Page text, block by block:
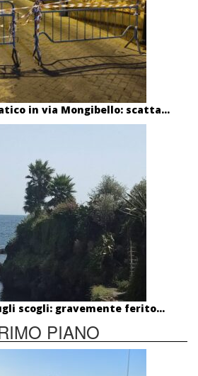
in via Mongibello: scatta...
scogli: gravemente ferito...
PIANO